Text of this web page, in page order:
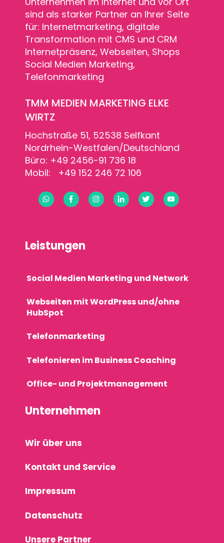
TMM MEDIEN MARKETING ELKE
WIRTZ
Hochstraße 51, 52538 Selfkant
Nordrhein-Westfalen/Deutschland
Büro: +49 2456-91 736 18
Mobil: +49 152 246 72 106
Leistungen
Social Medien Marketing und Network
Webseiten mit WordPress und/ohne
HubSpot
Telefonmarketing
Telefonieren im Business Coaching
Office- und Projektmanagement
Unternehmen
Wir über uns
Kontakt und Service
Impressum
Datenschutz
Unsere Partner